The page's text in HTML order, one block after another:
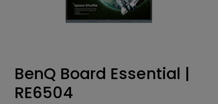
BenQ Board Essential |
RE6504